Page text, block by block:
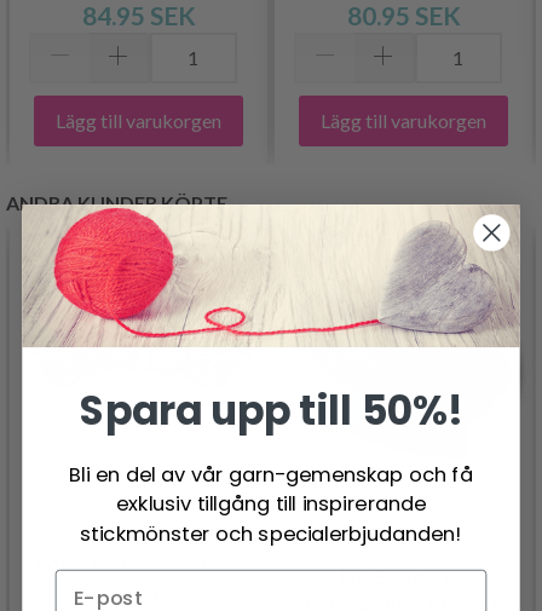
84.95 SEK
Lägg till varukorgen
80.95 SEK
Lägg till varukorgen
ANDRA KUNDER KÖPTE
LÅS ANTIK SILVER 58
MM
HOBBYARTS
Spara upp till 50%!
Bli en del av vår garn-gemenskap och få
exklusiv tillgång till inspirerande
stickmönster och specialerbjudanden!